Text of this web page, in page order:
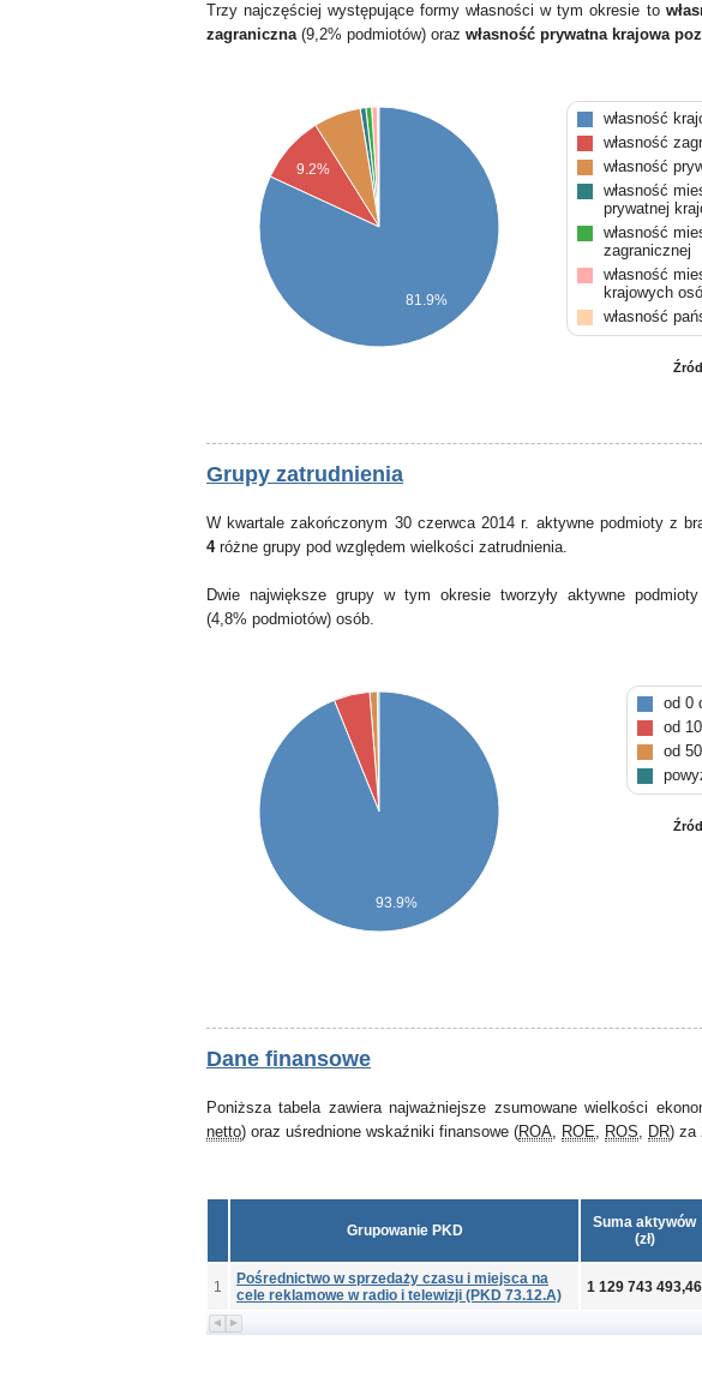
Trzy najczęściej występujące formy własności w tym okresie to
zagraniczna(9,2% podmiotów) oraz własność prywatna krajowa
9.2%
81.9%
własność
własność
własność
własność
prywatnej
własność
zagranicznej
własność
krajowych
własność
Grupy zatrudnienia
W kwartale zakończonym 30 czerwca 2014 r. aktywne podmioty z
4różne grupy pod względem wielkości zatrudnienia.
Dwie największe grupy w tym okresie tworzyły aktywne
(4,8% podmiotów) osób.
93.9%
od 0
od
od
Dane finansowe
Poniższa tabela zawiera najważniejsze zsumowane wielkości
netto) oraz uśrednione wskaźniki finansowe (ROA, ROE, ROS, DR) za
Grupowanie PKD
Suma aktywów
(zł)
1
Pośrednictwo w sprzedaży czasu i miejsca na
cele reklamowe w radio i telewizji (PKD 73.12.A)
1 129 743 493,46